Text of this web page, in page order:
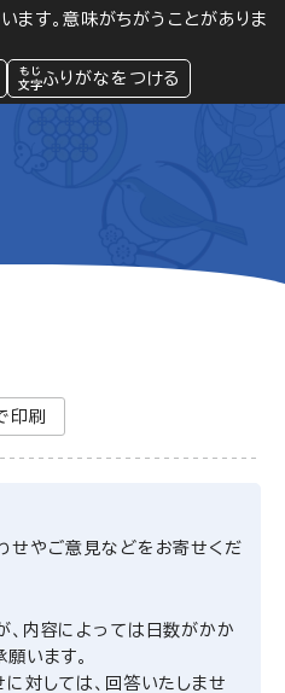
ます。意味がちがうことがありま
ふりがなをつける
閲覧支援
緊急情報
印刷
せやご意見などをお寄せくだ
、内容によっては日数がかか
います。
対しては、回答いたしませ